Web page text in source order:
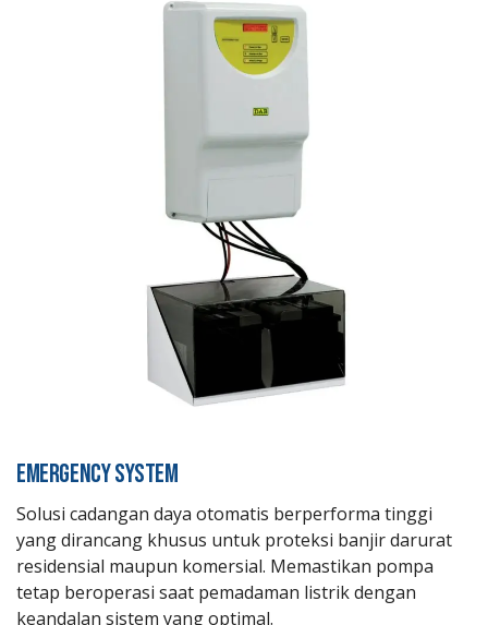
EMERGENCY SYSTEM
Solusi cadangan daya otomatis berperforma tinggi
yang dirancang khusus untuk proteksi banjir darurat
residensial maupun komersial. Memastikan pompa
tetap beroperasi saat pemadaman listrik dengan
keandalan sistem yang optimal.